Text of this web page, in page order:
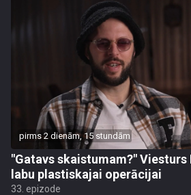
pirms 2 dienām, 15 stundām
"Gatavs skaistumam?"
labu plastiskajai operācijai
33. epizode